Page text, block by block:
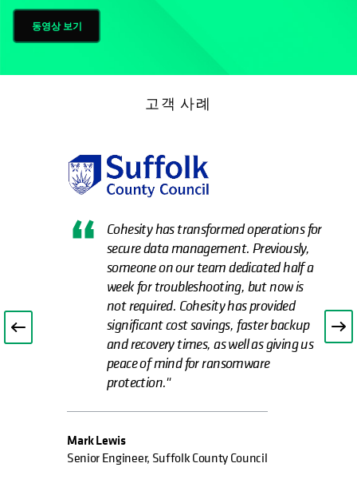
동영상 보기
고객 사례
Cohesity has transformed operations for
secure data management. Previously,
someone on our team dedicated half a
week for troubleshooting, but now is
not required. Cohesity has provided
significant cost savings, faster backup
and recovery times, as well as giving us
peace of mind for ransomware
protection."
Mark Lewis
Senior Engineer, Suffolk County Council